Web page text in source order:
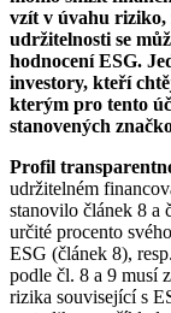
vzít v úvahu riziko,
udržitelnosti se
hodnocení ESG.
investory, kteří
kterým pro tento
stanovených
Profil
udržitelném
stanovilo článek 8 a
určité procento
ESG (článek 8),
podle čl. 8 a 9 musí
rizika související s